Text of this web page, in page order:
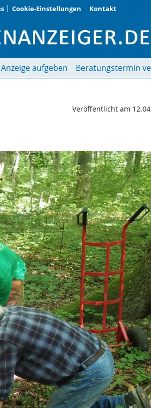
Cookie-Einstellungen Kontakt
Anzeige aufgeben Beratungstermin
Veröffentlicht am